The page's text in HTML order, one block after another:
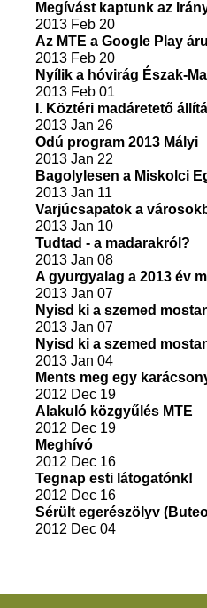
Megívást kaptunk az
2013 Feb 20
Az MTE a Google Play
2013 Feb 20
Nyílik a hóvirág Észak-
2013 Feb 01
I. Köztéri madáretető
2013 Jan 26
Odú program 2013 Mályi
2013 Jan 22
Bagolylesen a Miskolci
2013 Jan 11
Varjúcsapatok a
2013 Jan 10
Tudtad - a madarakról?
2013 Jan 08
A gyurgyalag a 2013 év
2013 Jan 07
Nyisd ki a szemed
2013 Jan 07
Nyisd ki a szemed
2013 Jan 04
Ments meg egy
2012 Dec 19
Alakuló közgyűlés MTE
2012 Dec 19
Meghívó
2012 Dec 16
Tegnap esti látogatónk!
2012 Dec 16
Sérült egerészölyv
2012 Dec 04